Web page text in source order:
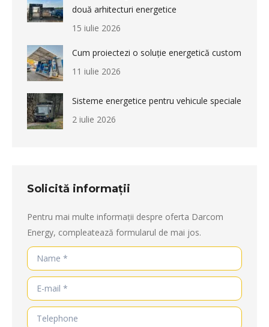
două arhitecturi energetice
15 iulie 2026
Cum proiectezi o soluție energetică custom
11 iulie 2026
Sisteme energetice pentru vehicule speciale
2 iulie 2026
Solicită informații
Pentru mai multe informații despre oferta Darcom
Energy, compleatează formularul de mai jos.
Name *
E-mail *
Telephone